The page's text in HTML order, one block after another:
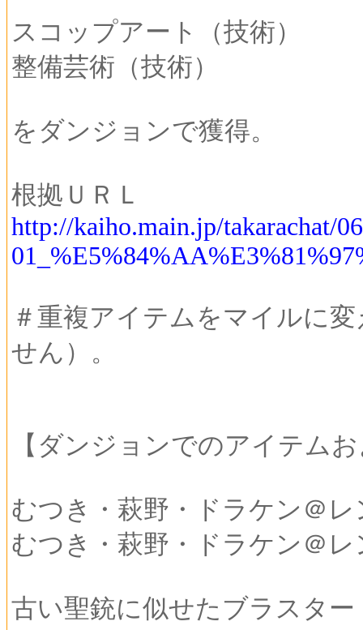
スコップアート（技術）
整備芸術（技術）
をダンジョンで獲得。
根拠ＵＲＬ
http://kaiho.main.jp/takarachat/
＃重複アイテムをマイルに
せん）。
【ダンジョンでのアイテム
むつき・萩野・ドラケン＠レ
むつき・萩野・ドラケン＠
古い聖銃に似せたブラスタ